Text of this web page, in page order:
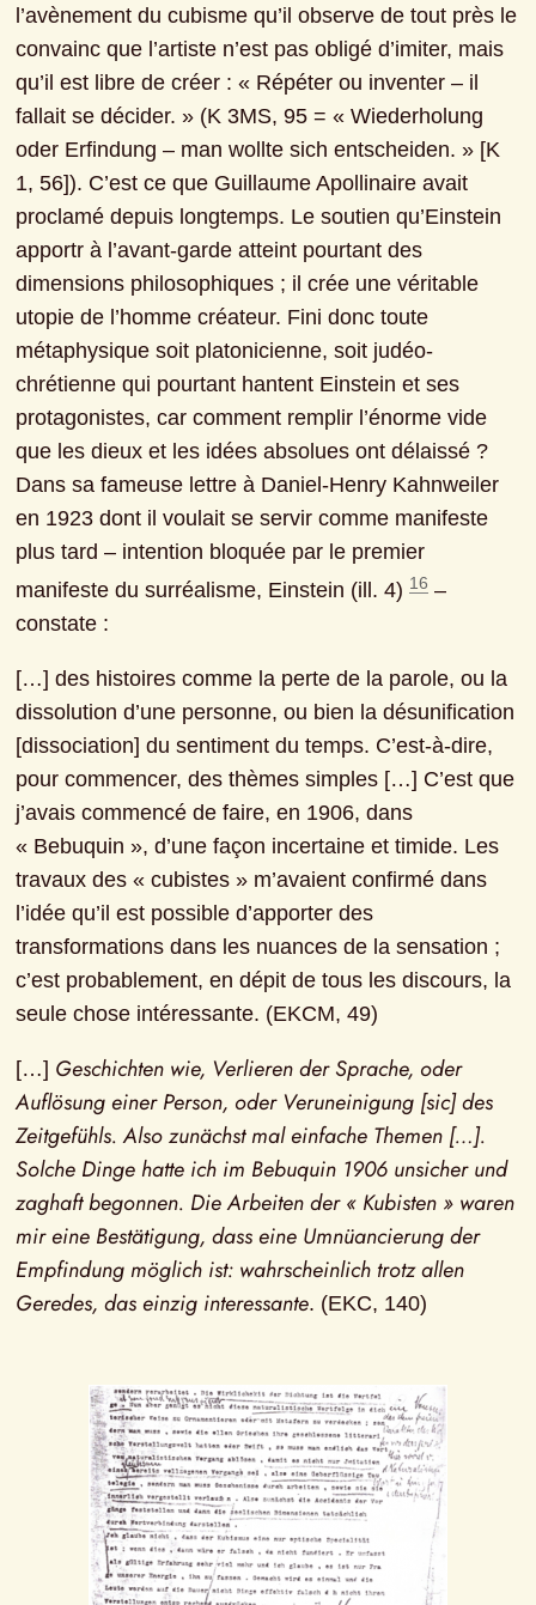
l’avènement du cubisme qu’il observe de tout près le
convainc que l’artiste n’est pas obligé d’imiter, mais
qu’il est libre de créer : « Répéter ou inventer ‒ il
fallait se décider. » (K 3MS, 95 = « Wiederholung
oder Erfindung ‒ man wollte sich entscheiden. » [K
1, 56]). C’est ce que Guillaume Apollinaire avait
proclamé depuis longtemps. Le soutien qu’Einstein
apportr à l’avant-garde atteint pourtant des
dimensions philosophiques ; il crée une véritable
utopie de l’homme créateur. Fini donc toute
métaphysique soit platonicienne, soit judéo-
chrétienne qui pourtant hantent Einstein et ses
protagonistes, car comment remplir l’énorme vide
que les dieux et les idées absolues ont délaissé ?
Dans sa fameuse lettre à Daniel-Henry Kahnweiler
en 1923 dont il voulait se servir comme manifeste
plus tard ‒ intention bloquée par le premier
manifeste du surréalisme, Einstein (ill. 4) 16 ‒
constate :
[…] des histoires comme la perte de la parole, ou la
dissolution d’une personne, ou bien la désunification
[dissociation] du sentiment du temps. C’est-à-dire,
pour commencer, des thèmes simples […] C’est que
j’avais commencé de faire, en 1906, dans
« Bebuquin », d’une façon incertaine et timide. Les
travaux des « cubistes » m’avaient confirmé dans
l’idée qu’il est possible d’apporter des
transformations dans les nuances de la sensation ;
c’est probablement, en dépit de tous les discours, la
seule chose intéressante. (EKCM, 49)
[…] Geschichten wie, Verlieren der Sprache, oder
Auflösung einer Person, oder Veruneinigung [sic] des
Zeitgefühls. Also zunächst mal einfache Themen […].
Solche Dinge hatte ich im Bebuquin 1906 unsicher und
zaghaft begonnen. Die Arbeiten der « Kubisten » waren
mir eine Bestätigung, dass eine Umnüancierung der
Empfindung möglich ist: wahrscheinlich trotz allen
Geredes, das einzig interessante. (EKC, 140)